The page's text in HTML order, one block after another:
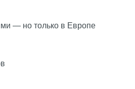
— но только в Европе